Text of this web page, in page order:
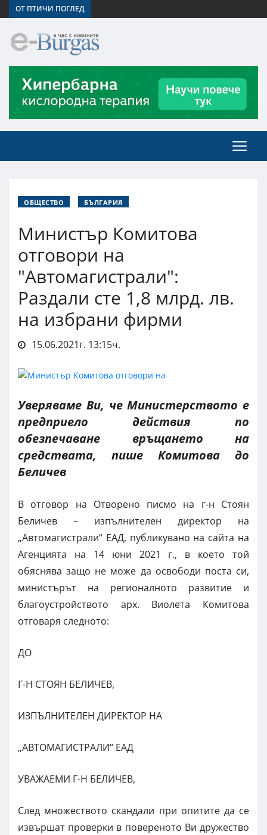
ОТ ПТИЧИ ПОГЛЕД
ОБЩЕСТВО БЪЛГАРИЯ
Министър Комитова
отговори на
"Автомагистрали":
Раздали сте 1,8 млрд. лв.
на избрани фирми
15.06.2021г. 13:15ч.
Уверяваме Ви, че Министерството е
предприело действия по
обезпечаване връщането на
средствата, пише Комитова до
Беличев
В отговор на Отворено писмо на г-н Стоян
Беличев – изпълнителен директор на
„Автомагистрали“ ЕАД, публикувано на сайта на
Агенцията на 14 юни 2021 г., в което той
обяснява защо не може да освободи поста си,
министърът на регионалното развитие и
благоустройството арх. Виолета Комитова
отговаря следното:
ДО
Г-Н СТОЯН БЕЛИЧЕВ,
ИЗПЪЛНИТЕЛЕН ДИРЕКТОР НА
„АВТОМАГИСТРАЛИ“ ЕАД
УВАЖАЕМИ Г-Н БЕЛИЧЕВ,
След множеството скандали при опитите да се
извършат проверки в повереното Ви дружество